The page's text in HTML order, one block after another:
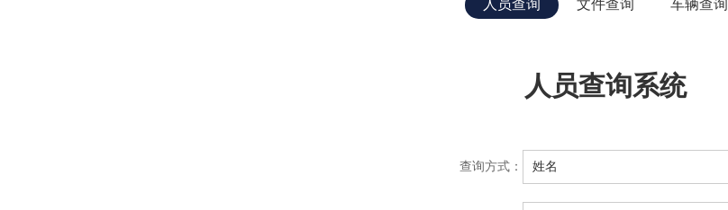
人员查询 文件查询 车辆查询
人员查询系统
查询方式：